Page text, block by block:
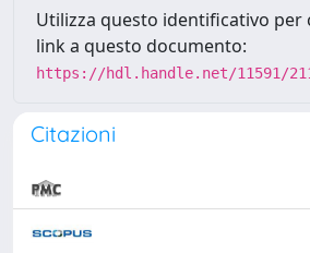
Utilizza questo identificativo per
link a questo documento:
https://hdl.handle.net/11591/
Citazioni